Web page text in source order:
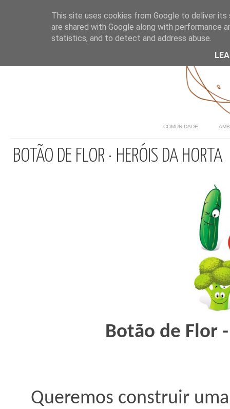
COMUNIDADE
BOTÃO DE FLOR · HERÓIS DA HORTA
Botão de Flor
Queremos construir
This site uses cookies from Google to deliver
are shared with Google along with performance
statistics, and to detect and address abuse.